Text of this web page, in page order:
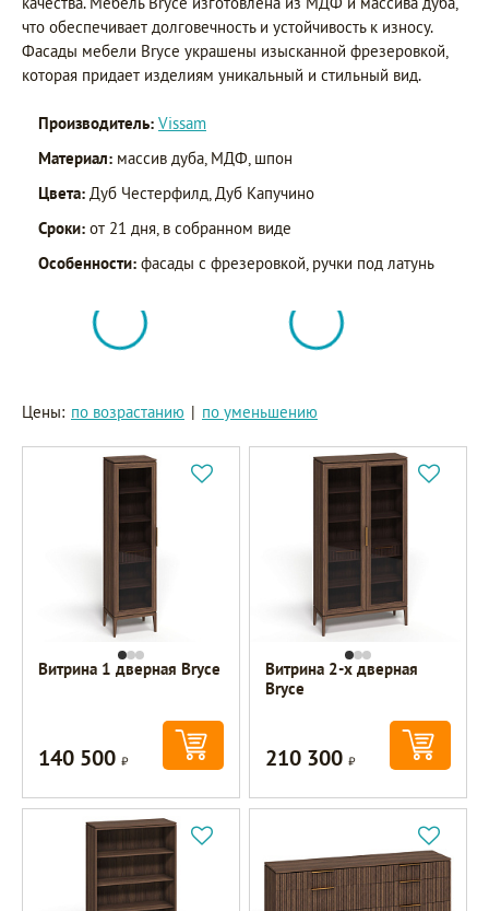
что обеспечивает долговечность и устойчивость к износу.
Фасады мебели Bryce украшены изысканной фрезеровкой,
которая придает изделиям уникальный и стильный вид.
Производитель: Vissam
Материал: массив дуба, МДФ, шпон
Цвета: Дуб Честерфилд, Дуб Капучино
Сроки: от 21 дня, в собранном виде
Особенности: фасады с фрезеровкой, ручки под латунь
Цены: по возрастанию | по уменьшению
Витрина 1 дверная Bryce
140 500Р
Витрина 2-х дверная
Bryce
210 300Р